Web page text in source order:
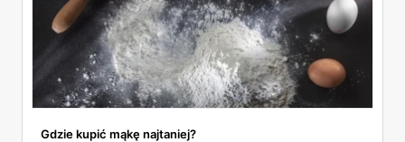
Gdzie kupić mąkę najtaniej?